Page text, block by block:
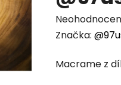
Průměrné
hodnocení
je
Značka:
Macrame z